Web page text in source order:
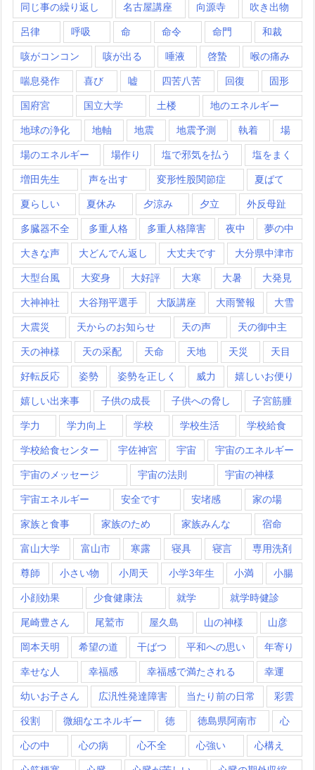
同じ事の繰り返し 名古屋講座 向源寺 吹き出物
呂律 呼吸 命 命令 命門 和裁
咳がコンコン 咳が出る 唾液 啓蟄 喉の痛み
喘息発作 喜び 嘘 四苦八苦 回復 固形
国府宮 国立大学 土楼 地のエネルギー
地球の浄化 地軸 地震 地震予測 執着 場
場のエネルギー 場作り 塩で邪気を払う 塩をまく
増田先生 声を出す 変形性股関節症 夏ばて
夏らしい 夏休み 夕涼み 夕立 外反母趾
多臓器不全 多重人格 多重人格障害 夜中 夢の中
大きな声 大どんでん返し 大丈夫です 大分県中津市
大型台風 大変身 大好評 大寒 大暑 大発見
大神神社 大谷翔平選手 大阪講座 大雨警報 大雪
大震災 天からのお知らせ 天の声 天の御中主
天の神様 天の采配 天命 天地 天災 天目
好転反応 姿勢 姿勢を正しく 威力 嬉しいお便り
嬉しい出来事 子供の成長 子供への脅し 子宮筋腫
学力 学力向上 学校 学校生活 学校給食
学校給食センター 宇佐神宮 宇宙 宇宙のエネルギー
宇宙のメッセージ 宇宙の法則 宇宙の神様
宇宙エネルギー 安全です 安堵感 家の場
家族と食事 家族のため 家族みんな 宿命
富山大学 富山市 寒露 寝具 寝言 専用洗剤
尊師 小さい物 小周天 小学3年生 小満 小腸
小顔効果 少食健康法 就学 就学時健診
尾崎豊さん 尾鷲市 屋久島 山の神様 山彦
岡本天明 希望の道 干ばつ 平和への思い 年寄り
幸せな人 幸福感 幸福感で満たされる 幸運
幼いお子さん 広汎性発達障害 当たり前の日常 彩雲
役割 微細なエネルギー 徳 徳島県阿南市 心
心の中 心の病 心不全 心強い 心構え